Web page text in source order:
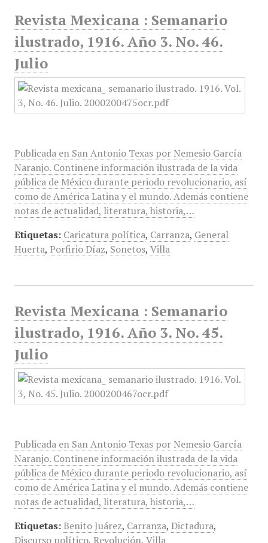
Revista Mexicana : Semanario
ilustrado, 1916. Año 3. No. 46.
Julio
Publicada en San Antonio Texas por Nemesio García
Naranjo. Continene información ilustrada de la vida
pública de México durante periodo revolucionario, así
como de América Latina y el mundo. Además contiene
notas de actualidad, literatura, historia,…
Etiquetas: Caricatura política, Carranza, General
Huerta, Porfirio Díaz, Sonetos, Villa
Revista Mexicana : Semanario
ilustrado, 1916. Año 3. No. 45.
Julio
Publicada en San Antonio Texas por Nemesio García
Naranjo. Continene información ilustrada de la vida
pública de México durante periodo revolucionario, así
como de América Latina y el mundo. Además contiene
notas de actualidad, literatura, historia,…
Etiquetas: Benito Juárez, Carranza, Dictadura,
Discurso político, Revolución, Villa